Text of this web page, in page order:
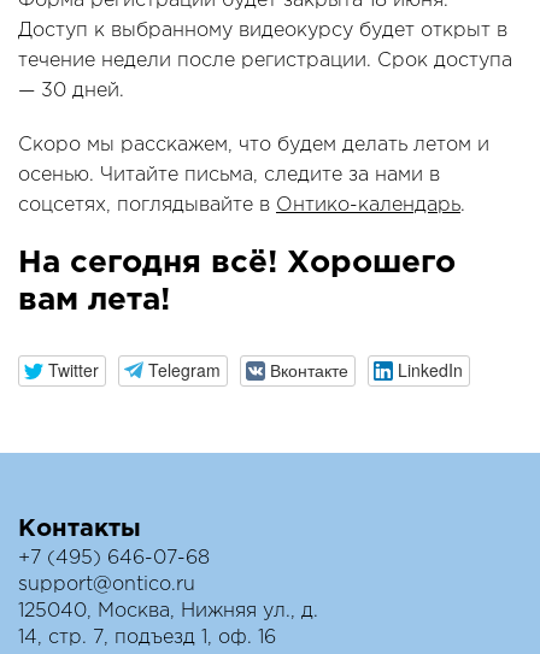
Доступ к выбранному видеокурсу будет открыт в
течение недели после регистрации. Срок доступа
— 30 дней.
Скоро мы расскажем, что будем делать летом и
осенью. Читайте письма, следите за нами в
соцсетях, поглядывайте в Онтико-календарь.
На сегодня всё! Хорошего
вам лета!
Twitter Telegram Вконтакте LinkedIn
Контакты
+7 (495) 646-07-68
support@ontico.ru
125040, Москва, Нижняя ул., д.
14, стр. 7, подъезд 1, оф. 16